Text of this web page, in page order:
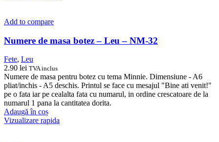
Add to compare
Numere de masa botez – Leu – NM-32
Fete, Leu
2.90 lei TVA inclus
Numere de masa pentru botez cu tema Minnie. Dimensiune - A6
pliat/inchis - A5 deschis. Printul se face cu mesajul "Bine ati venit!"
pe o fata iar pe cealalta fata cu numarul, in ordine crescatoare de la
numarul 1 pana la cantitatea dorita.
Adaugă în coș
Vizualizare rapida